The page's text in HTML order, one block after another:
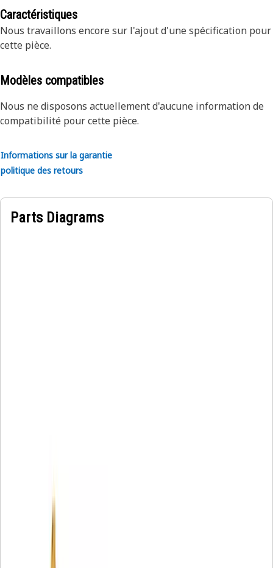
Caractéristiques
Nous travaillons encore sur l'ajout d'une spécification pour
cette pièce.
Modèles compatibles
Nous ne disposons actuellement d'aucune information de
compatibilité pour cette pièce.
Informations sur la garantie
politique des retours
Parts Diagrams